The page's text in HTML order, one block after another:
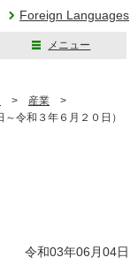
Foreign Languages
メニュー
> 産業 >
令和３年６月２０日）
令和03年06月04日